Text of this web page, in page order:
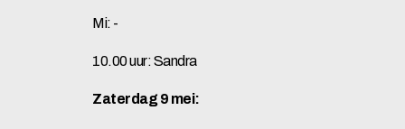
Mi: -
10.00 uur: Sandra
Zaterdag 9 mei: